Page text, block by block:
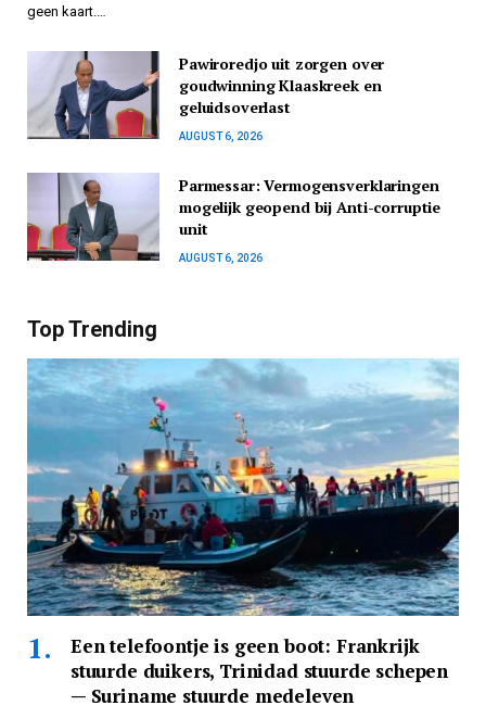
geen kaart.…
Pawiroredjo uit zorgen over
goudwinning Klaaskreek en
geluidsoverlast
AUGUST 6, 2026
Parmessar: Vermogensverklaringen
mogelijk geopend bij Anti-corruptie
unit
AUGUST 6, 2026
Top Trending
Een telefoontje is geen boot: Frankrijk
stuurde duikers, Trinidad stuurde schepen
— Suriname stuurde medeleven